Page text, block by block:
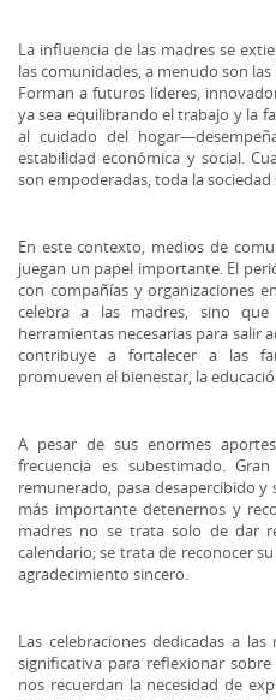
La influencia de las madres se
las comunidades, a menudo son
Forman a futuros líderes,
ya sea equilibrando el trabajo y la
al cuidado del
estabilidad económica y social.
son empoderadas, toda la sociedad
En este contexto, medios de
juegan un papel importante. El
con compañías y organizaciones
celebra a las madres, sino
herramientas necesarias para salir
contribuye a fortalecer a las
promueven el bienestar, la
A pesar de sus enormes
frecuencia es subestimado.
remunerado, pasa desapercibido
más importante detenernos y
madres no se trata solo de dar
calendario; se trata de reconocer
agradecimiento sincero.
Las celebraciones dedicadas a
significativa para reflexionar
nos recuerdan la necesidad de